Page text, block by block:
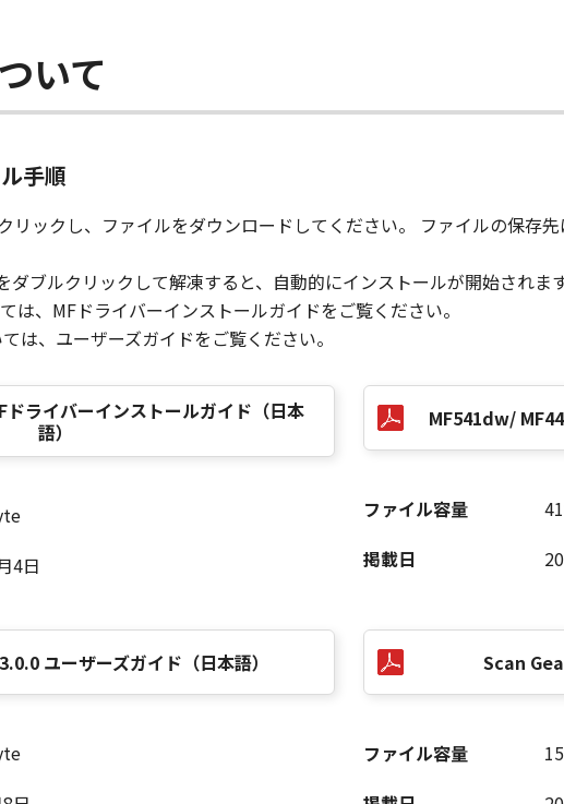
より終了されるまで有効に存続します。
ウェア」およびその複製物のすべてを廃棄および消去することにより
って本契約書が終了した場合、速やかに、「本ソフトウェア」およ
契約書第2条、第4条から第7条まで、第8条第4項および第10条の規
RESTRICTED RIGHTS NOTICE
ー”とは、米国政府の機関また団体を意味します。もしお客様が米国政
is a "commercial item," as that term is defined at 48
48 C.F.R. 12.212 and 48 C.F.R. 227.7202-1 through 227.7202-4
SOFTWARE with only those rights set forth herein. The
146-8501, Japan.
項またはその一部が法律により無効であると決定された場合でも、そ
いて
手順
リックし、ファイルをダウンロードしてください。 ファイルの保存
ブルクリックして解凍すると、自動的にインストールが開始されます
、MFドライバーインストールガイドをご覧ください。
は、ユーザーズガイドをご覧ください。
ライバーインストールガイド（日本
語）
4日
MF541dw/
ファイル容量
掲載日
ユーザーズガイド（日本語） Scan
ファイル容量